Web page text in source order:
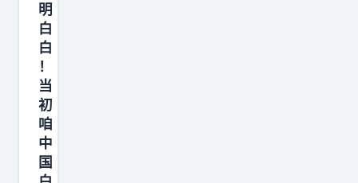
明
白
白
！
当
初
咱
中
国